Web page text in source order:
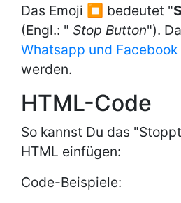
Das Emoji ⏹ bedeutet "
(Engl.: " Stop Button").
Whatsapp und Facebook
werden.
HTML-Code
So kannst Du das
HTML einfügen:
Code-Beispiele: